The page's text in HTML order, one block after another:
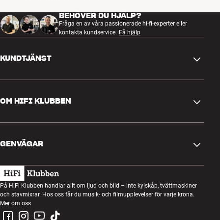
BEHÖVER DU HJÄLP?
Fråga en av våra passionerade hi-fi-experter eller
kontakta kundservice. Få hjälp
KUNDTJÄNST
Retur och reklamation
Ångra beställning
Köpvillkor
Integritetspolicy
OM HIFI KLUBBEN
Kundklubb
Lyssnarkväll
Tävlingar
GENVÄGAR
Presentkort
Bygg med ljud
Montering och installation
På HiFi Klubben handlar allt om ljud och bild – inte kylskåp, tvättmaskiner
och stavmixrar. Hos oss får du musik- och filmupplevelser för varje krona.
Mer om oss